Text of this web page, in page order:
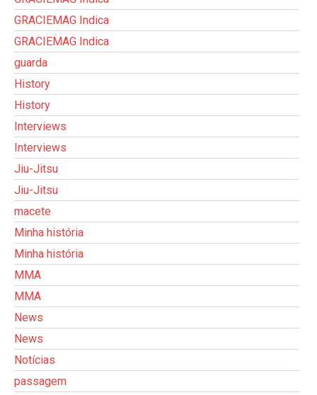
GRACIEMAG Indica
GRACIEMAG Indica
guarda
History
History
Interviews
Interviews
Jiu-Jitsu
Jiu-Jitsu
macete
Minha história
Minha história
MMA
MMA
News
News
Notícias
passagem